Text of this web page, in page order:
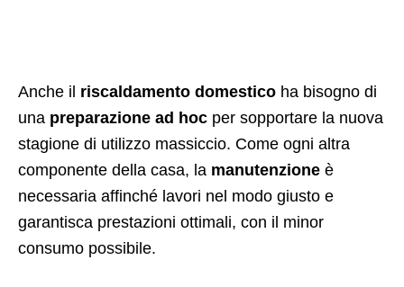
Anche il riscaldamento domestico ha bisogno di
una preparazione ad hoc per sopportare la nuova
stagione di utilizzo massiccio. Come ogni altra
componente della casa, la manutenzione è
necessaria affinché lavori nel modo giusto e
garantisca prestazioni ottimali, con il minor
consumo possibile.